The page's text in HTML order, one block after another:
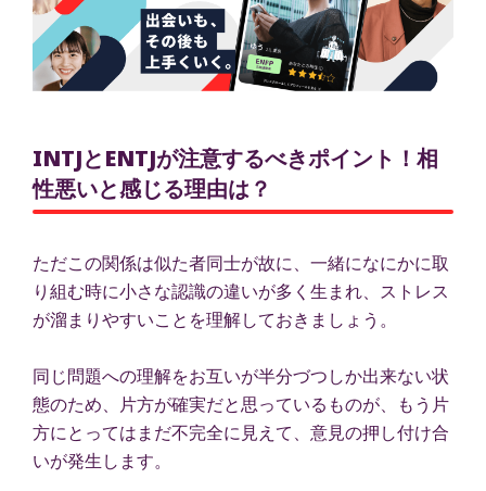
INTJとENTJが注意するべきポイント！相
性悪いと感じる理由は？
ただこの関係は似た者同士が故に、一緒になにかに取
り組む時に小さな認識の違いが多く生まれ、ストレス
が溜まりやすいことを理解しておきましょう。
同じ問題への理解をお互いが半分づつしか出来ない状
態のため、片方が確実だと思っているものが、もう片
方にとってはまだ不完全に見えて、意見の押し付け合
いが発生します。